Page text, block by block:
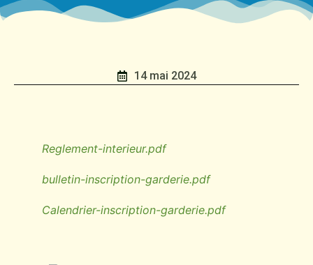
14 mai 2024
Reglement-interieur.pdf
bulletin-inscription-garderie.pdf
Calendrier-inscription-garderie.pdf